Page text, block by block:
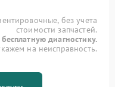
без учета
стоимости запчастей.
диагностику.
на неисправность.